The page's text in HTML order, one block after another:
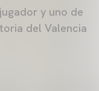
y uno de
del Valencia